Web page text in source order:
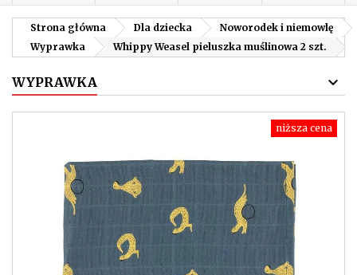
Strona główna Dla dziecka
Noworodek i niemowlę
Wyprawka
Whippy Weasel pieluszka muślinowa 2 szt.
WYPRAWKA
niższa cena